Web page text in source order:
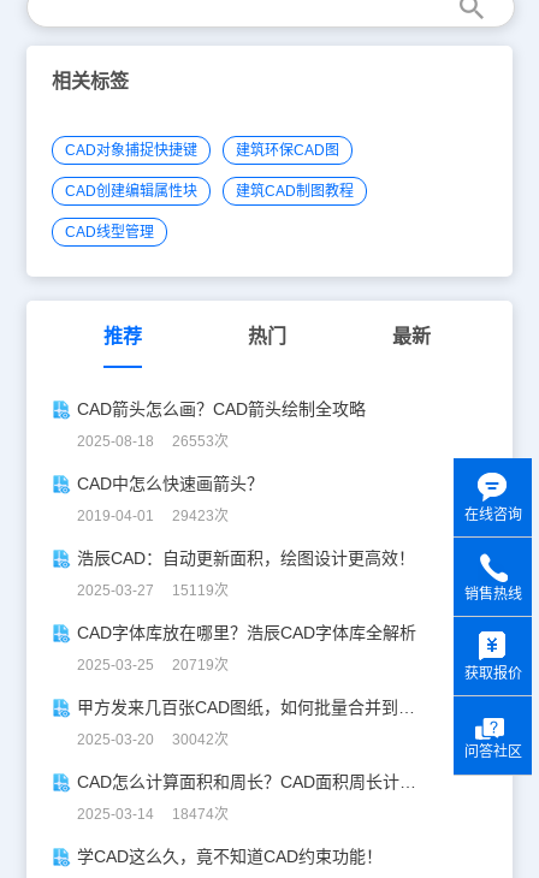
相关标签
CAD对象捕捉快捷键 建筑环保CAD图
CAD创建编辑属性块 建筑CAD制图教程
CAD线型管理
推荐 热门 最新
CAD箭头怎么画？CAD箭头绘制全攻略
2025-08-18 26553次
CAD中怎么快速画箭头？
2019-04-01 29423次
浩辰CAD：自动更新面积，绘图设计更高效！
2025-03-27 15119次
CAD字体库放在哪里？浩辰CAD字体库全解析
2025-03-25 20719次
2025-03-20 30042次
CAD怎么计算面积和周长？CAD面积周长计算全攻略
2025-03-14 18474次
学CAD这么久，竟不知道CAD约束功能！
在线咨询
销售热线
获取报价
问答社区